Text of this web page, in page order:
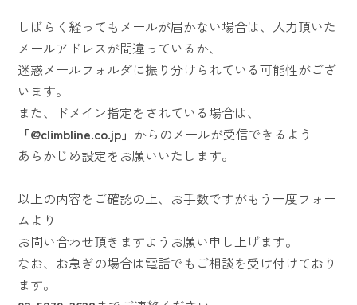
しばらく経ってもメールが届かない場合は、入力頂いた
メールアドレスが間違っているか、
迷惑メールフォルダに振り分けられている可能性がござ
います。
また、ドメイン指定をされている場合は、
「@climbline.co.jp」 からのメールが受信できるよう
あらかじめ設定をお願いいたします。
以上の内容をご確認の上、お手数ですがもう一度フォー
ムより
お問い合わせ頂きますようお願い申し上げます。
なお、お急ぎの場合は電話でもご相談を受け付けており
ます。